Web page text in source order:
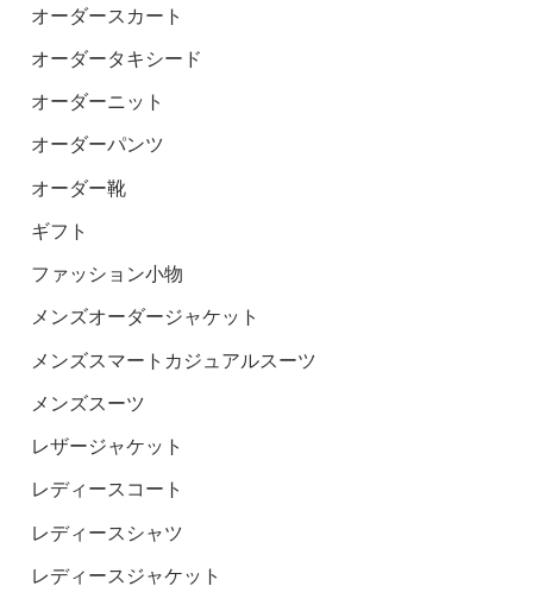
オーダースカート
オーダータキシード
オーダーニット
オーダーパンツ
オーダー靴
ギフト
ファッション小物
メンズオーダージャケット
メンズスマートカジュアルスーツ
メンズスーツ
レザージャケット
レディースコート
レディースシャツ
レディースジャケット